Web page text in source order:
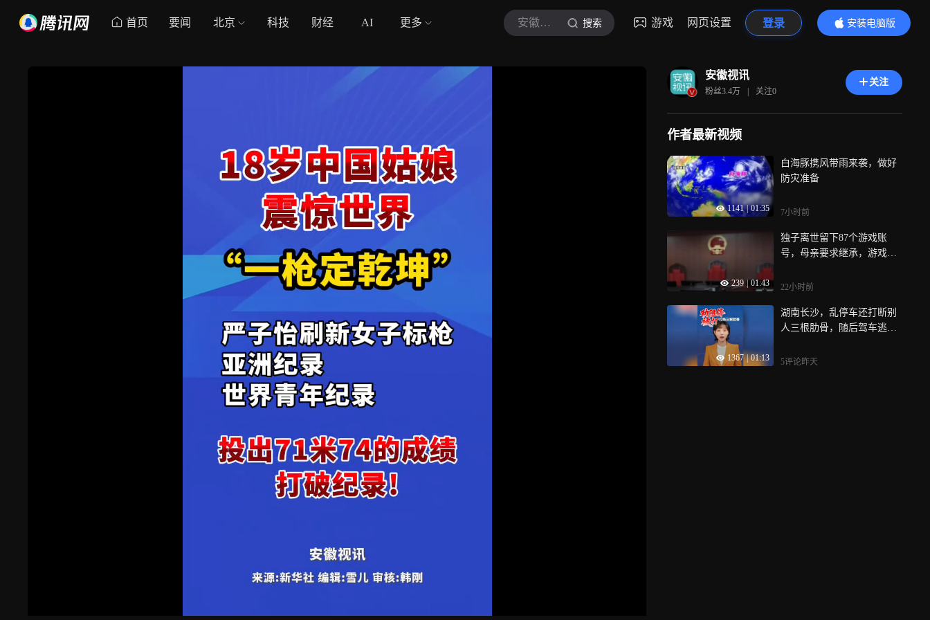
首页 要闻 北京 科技 财经 AI 更多 安徽视讯 搜索 游戏 网页设置 登录
安装电脑版
内容更精彩
安徽视讯
粉丝3.4万 | 关注0
关注
作者最新视频
1141 | 01:35
白海豚携风带雨来袭，做好
防灾准备
7小时前
239 | 01:43
独子离世留下87个游戏账
号，母亲要求继承，游戏公
22小时前
1367 | 01:13
湖南长沙，乱停车还打断别
人三根肋骨，随后驾车逃
5评论昨天